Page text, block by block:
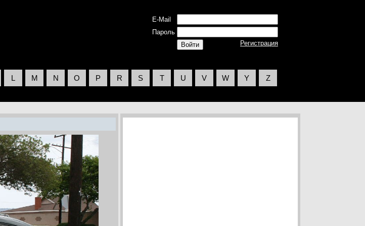
E-Mail
Пароль
Регистрация
L M N O P R S T U V W Y Z